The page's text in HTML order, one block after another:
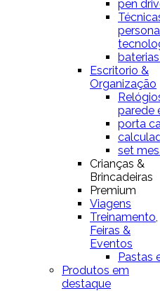
pen
Escritorio &
Organização
parede
porta
set
Crianças &
Brincadeiras
Premium
Viagens
Treinamento,
Feiras &
Eventos
Pastas
Produtos em
destaque